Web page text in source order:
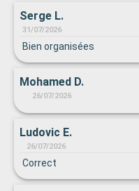
Serge L.
31/07/2026
Bien organisées
Mohamed D.
26/07/2026
Ludovic E.
26/07/2026
Correct